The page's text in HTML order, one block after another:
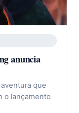
anuncia
que
o lançamento